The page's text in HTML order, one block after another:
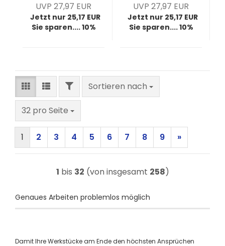
UVP 27,97 EUR
Jetzt nur 25,17 EUR
Sie sparen.... 10%
UVP 27,97 EUR
Jetzt nur 25,17 EUR
Sie sparen.... 10%
FILTERSortieren nach
Sortieren nach
32 pro Seite
pro Seite
1 2 3 4 5 6 7 8 9 »
1 bis 32 (von insgesamt 258)
Genaues Arbeiten problemlos möglich
Damit Ihre Werkstücke am Ende den höchsten Ansprüchen